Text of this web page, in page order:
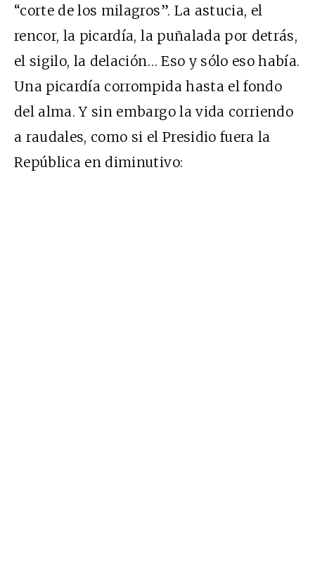
“corte de los milagros”. La astucia, el
rencor, la picardía, la puñalada por detrás,
el sigilo, la delación… Eso y sólo eso había.
Una picardía corrompida hasta el fondo
del alma. Y sin embargo la vida corriendo
a raudales, como si el Presidio fuera la
República en diminutivo: